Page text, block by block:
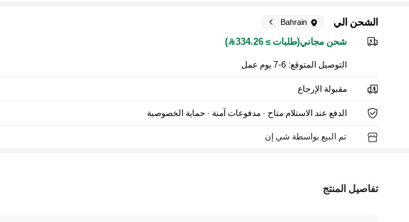
الشحن الي Bahrain
شحن مجاني(طلبات ≥ 334.26)
التوصيل المتوقع: 6-7 يوم عمل
مقبولة الإرجاع
الدفع عند الاستلام متاح · مدفوعات آمنة · حماية الخصوصية
تم البيع بواسطة شي إن
تفاصيل المنتج